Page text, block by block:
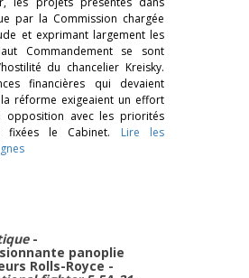
par la Commission chargée
et exprimant largement les
Commandement se sont
du chancelier Kreisky.
financières qui devaient
réforme exigeaient un effort
opposition avec les priorités
fixées le Cabinet. Lire les
-
panoplie
Rolls-Royce -